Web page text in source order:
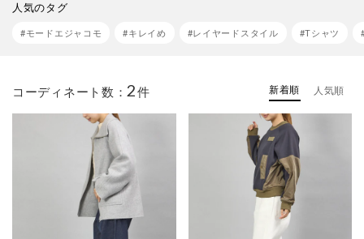
人気のタグ
#モードエジャコモ #キレイめ #レイヤードスタイル #Tシャツ
コーディネート数： 2件 新着順 人気順